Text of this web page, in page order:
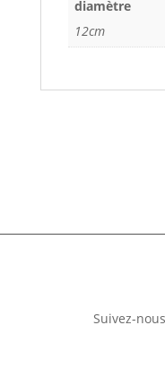
diamètre
12cm
Suivez-